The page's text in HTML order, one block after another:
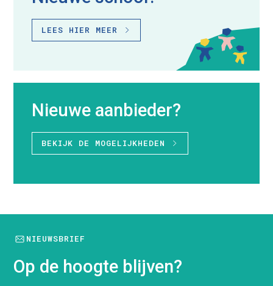
LEES HIER MEER
Nieuwe aanbieder?
BEKIJK DE MOGELIJKHEDEN
NIEUWSBRIEF
Op de hoogte blijven?